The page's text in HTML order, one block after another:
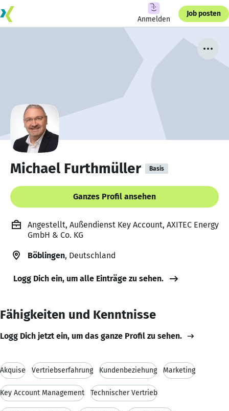
Anmelden
Job posten
Michael Furthmüller Basis
Ganzes Profil ansehen
Angestellt, Außendienst Key Account, AXITEC Energy
GmbH & Co. KG
Böblingen, Deutschland
Logg Dich ein, um alle Einträge zu sehen.
Fähigkeiten und Kenntnisse
Logg Dich jetzt ein, um das ganze Profil zu sehen.
Akquise Vertriebserfahrung Kundenbeziehung Marketing
Key Account Management Technischer Vertrieb